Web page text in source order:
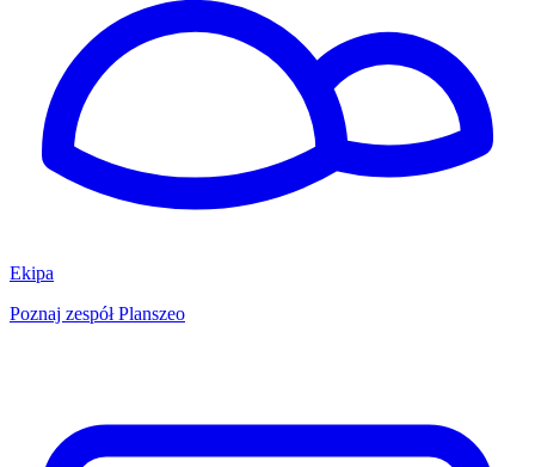
Ekipa
Poznaj zespół Planszeo